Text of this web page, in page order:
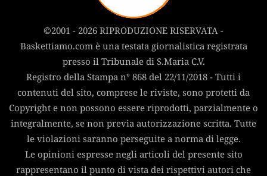
©2001 - 2026 RIPRODUZIONE RISERVATA -
Baskettiamo.com è una testata giornalistica registrata
presso il Tribunale di S.Maria C.V.
Registro della Stampa n° 868 del 22/11/2018 - Tutti i
contenuti del sito, comprese le riviste, sono protetti da
Copyright e non possono essere riprodotti, parzialmente o
integralmente, se non previa autorizzazione scritta. Tutte
le violazioni saranno perseguite a norma di legge.
Le opinioni espresse negli articoli del presente sito
rappresentano il punto di vista dei rispettivi autori che